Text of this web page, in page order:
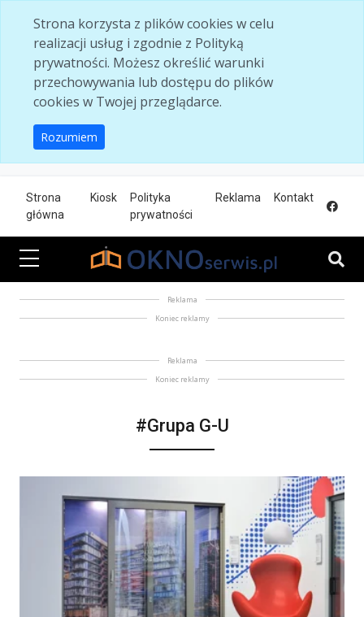
Strona korzysta z plików cookies w celu
realizacji usług i zgodnie z Polityką
prywatności. Możesz określić warunki
przechowywania lub dostępu do plików
cookies w Twojej przeglądarce.
Rozumiem
Strona
główna
Kiosk
Polityka
prywatności
Reklama Kontakt
Reklama
Koniec reklamy
Reklama
Koniec reklamy
#Grupa G-U